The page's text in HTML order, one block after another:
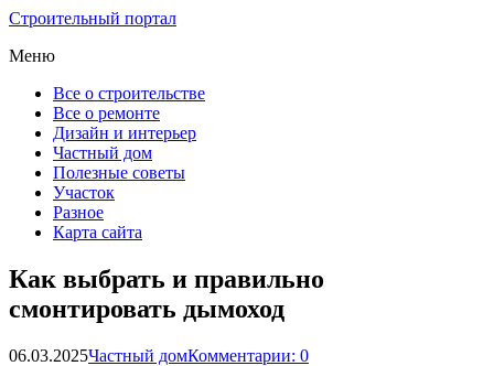
Строительный портал
Меню
Все о строительстве
Все о ремонте
Дизайн и интерьер
Частный дом
Полезные советы
Участок
Разное
Карта сайта
Как выбрать и правильно
смонтировать дымоход
06.03.2025Частный домКомментарии: 0